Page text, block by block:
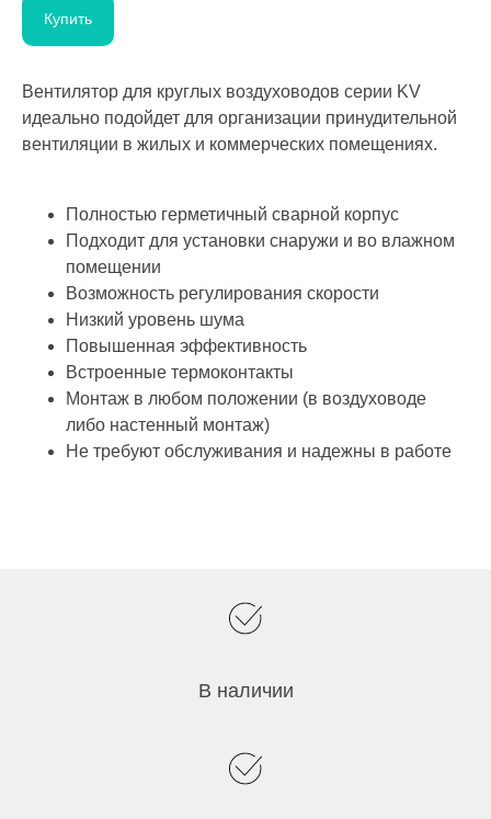
Купить
Вентилятор для круглых воздуховодов серии KV
идеально подойдет для организации принудительной
вентиляции в жилых и коммерческих помещениях.
Полностью герметичный сварной корпус
Подходит для установки снаружи и во влажном
помещении
Возможность регулирования скорости
Низкий уровень шума
Повышенная эффективность
Встроенные термоконтакты
Монтаж в любом положении (в воздуховоде
либо настенный монтаж)
Не требуют обслуживания и надежны в работе
В наличии